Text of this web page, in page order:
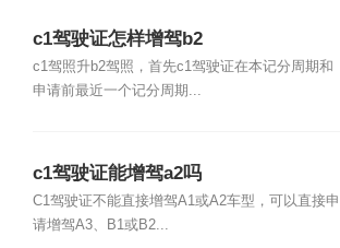
c1驾驶证怎样增驾b2
c1驾照升b2驾照，首先c1驾驶证在本记分周期和
申请前最近一个记分周期...
c1驾驶证能增驾a2吗
C1驾驶证不能直接增驾A1或A2车型，可以直接申
请增驾A3、B1或B2...